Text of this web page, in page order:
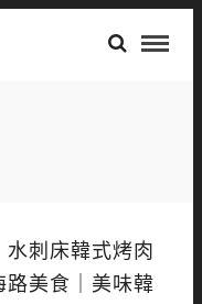
刺床韓式烤肉
美食｜美味韓